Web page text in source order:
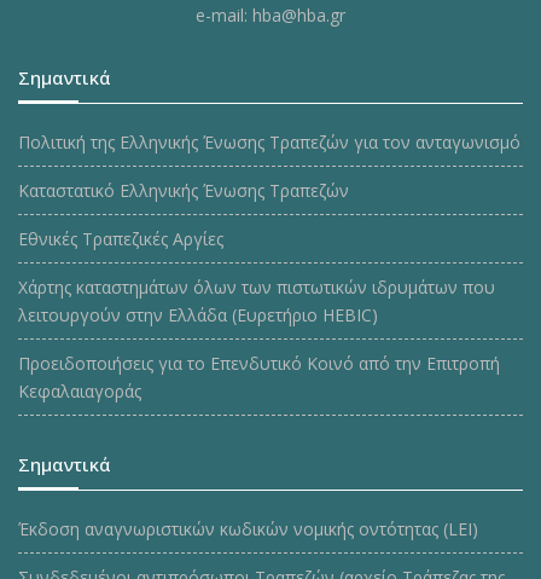
e-mail: hba@hba.gr
Σημαντικά
Πολιτική της Ελληνικής Ένωσης Τραπεζών για τον ανταγωνισμό
Καταστατικό Ελληνικής Ένωσης Τραπεζών
Εθνικές Τραπεζικές Αργίες
Χάρτης καταστημάτων όλων των πιστωτικών ιδρυμάτων που
λειτουργούν στην Ελλάδα (Ευρετήριο HEBIC)
Προειδοποιήσεις για το Επενδυτικό Κοινό από την Επιτροπή
Κεφαλαιαγοράς
Σημαντικά
Έκδοση αναγνωριστικών κωδικών νομικής οντότητας (LEI)